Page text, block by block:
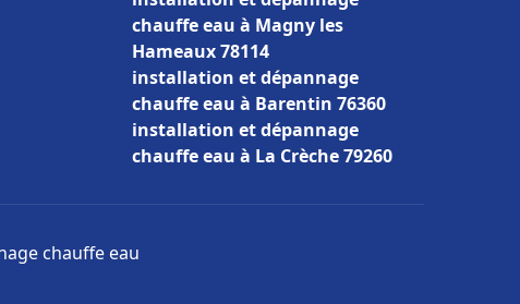
chauffe eau à Magny les
Hameaux 78114
installation et dépannage
chauffe eau à Barentin 76360
installation et dépannage
chauffe eau à La Crèche 79260
chauffe eau